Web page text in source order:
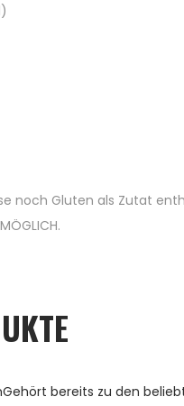
noch Gluten als Zutat
Gehört bereits zu den